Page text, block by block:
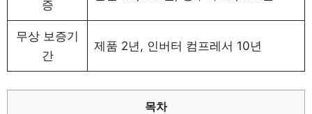
증
무상 보증기
간
제품 2년, 인버터 컴프레서 10년
목차